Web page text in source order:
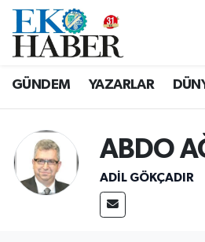
GÜNDEM YAZARLAR
ABDO
ADIL GÖKÇADIR
Hava Durumu
Süper Lig Puan Durumu ve
Tüm Manşetler
Son Dakika Haberleri